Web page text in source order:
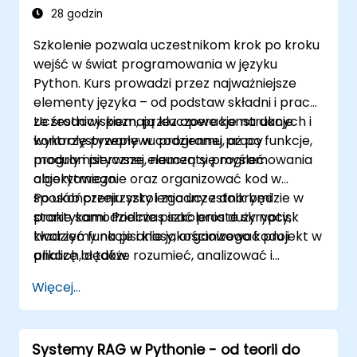
28 godzin
Szkolenie pozwala uczestnikom krok po kroku
wejść w świat programowania w języku
Python. Kurs prowadzi przez najważniejsze
elementy języka – od podstaw składni i pracy
ze środowiskiem, przez operacje na danych i
kontrolę przepływu programu, aż po funkcje,
moduły i pierwsze elementy programowania
obiektowego.
Uczestnicy poznają kluczowe konstrukcje
wykorzystywane w codziennej pracy
programistycznej, nauczą się myśleć
algorytmicznie oraz organizować kod w
sposób przejrzysty i zgodny z dobrymi
praktykami. Podczas szkolenia duży nacisk
kładziemy na pisanie jakościowego kodu i
analizę błędów.
Po ukończeniu szkolenia uczestnik będzie w
stanie samodzielnie pisać proste skrypty,
tworzyć funkcje i klasy, organizować projekt w
plikach, a także rozumieć, analizować i
zastosowaniach.
Więcej...
Systemy RAG w Pythonie - od teorii do